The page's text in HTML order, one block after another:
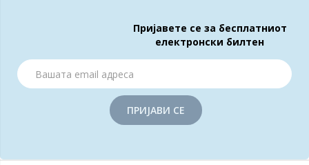
Пријавете се за бесплатниот
електронски билтен
ПРИЈАВИ СЕ